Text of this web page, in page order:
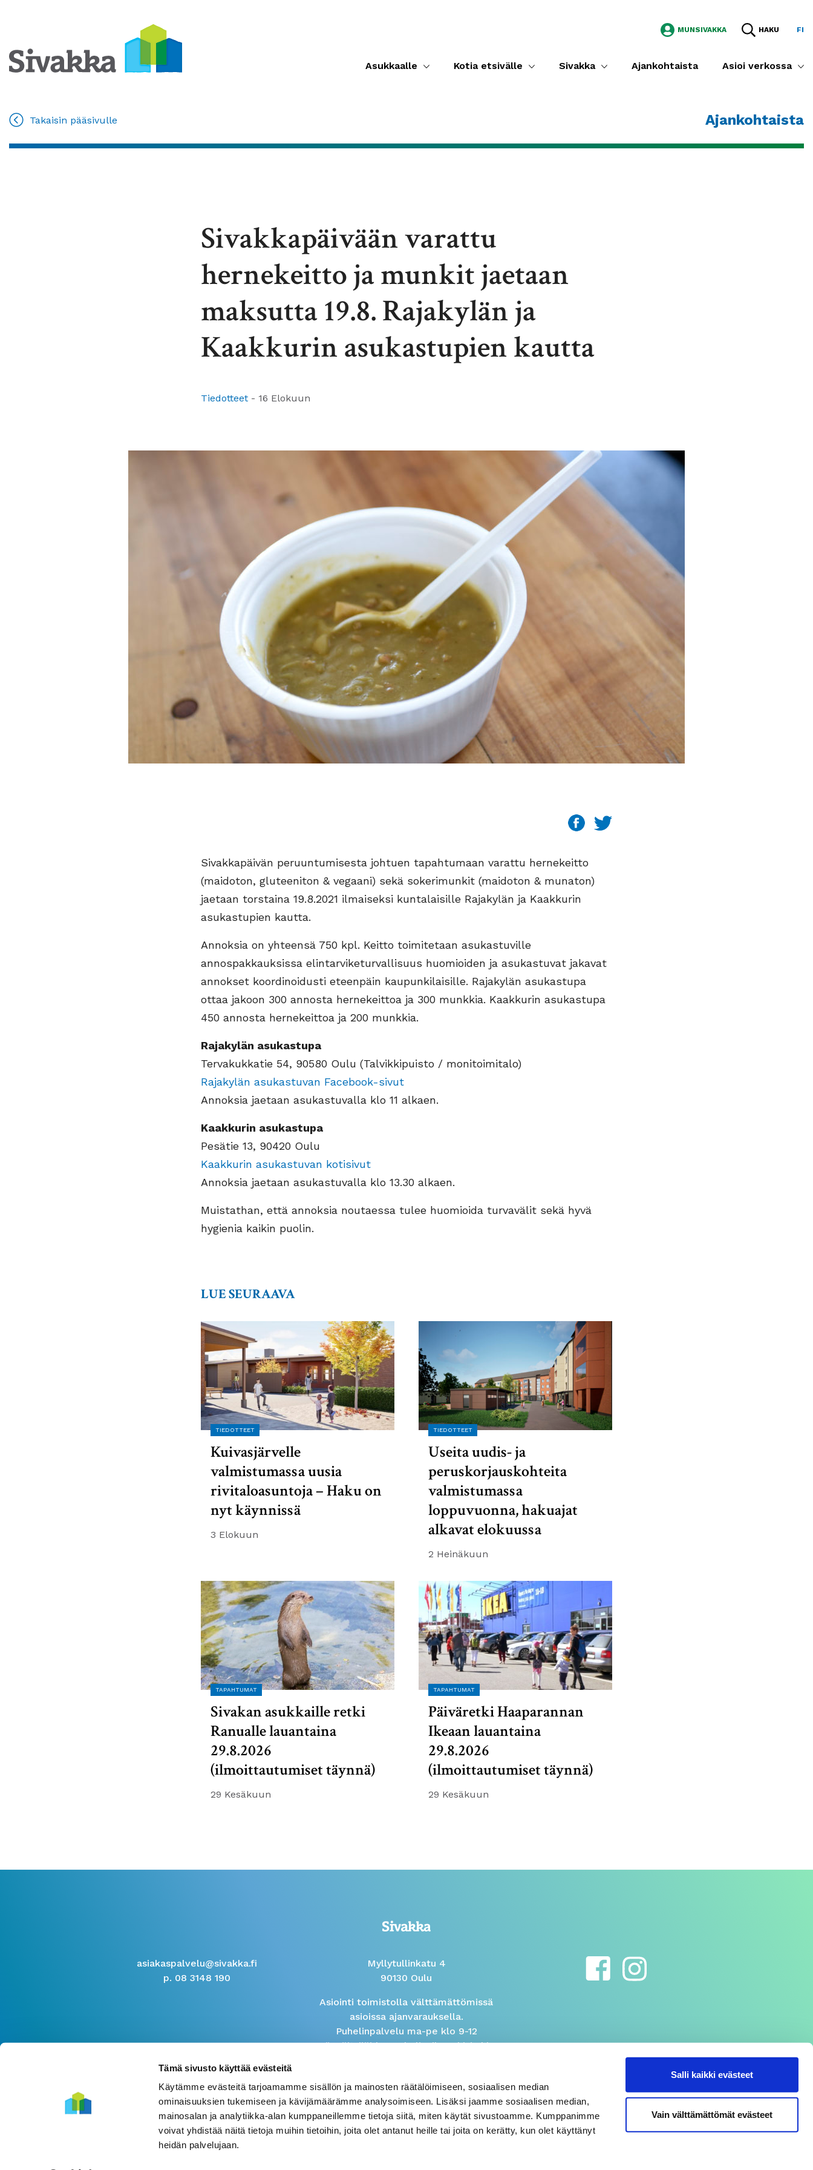
Tämä sivusto käyttää evästeitä
Käytämme evästeitä tarjoamamme sisällön ja mainosten räätälöimiseen, sosiaalisen median
ominaisuuksien tukemiseen ja kävijämäärämme analysoimiseen. Lisäksi jaamme sosiaalisen median,
mainosalan ja analytiikka-alan kumppaneillemme tietoja siitä, miten käytät sivustoamme. Kumppanimme
voivat yhdistää näitä tietoja muihin tietoihin, joita olet antanut heille tai joita on kerätty, kun olet käyttänyt
heidän palvelujaan.
Salli kaikki evästeet
Vain välttämättömät evästeet
MUNSIVAKKA HAKU FI
Asukkaalle Kotia etsivälle Sivakka Ajankohtaista Asioi verkossa
Takaisin pääsivulle Ajankohtaista
Sivakkapäivään varattu
hernekeitto ja munkit jaetaan
maksutta 19.8. Rajakylän ja
Kaakkurin asukastupien kautta
Tiedotteet - 16 Elokuun
Sivakkapäivän peruuntumisesta johtuen tapahtumaan varattu hernekeitto
(maidoton, gluteeniton & vegaani) sekä sokerimunkit (maidoton & munaton)
jaetaan torstaina 19.8.2021 ilmaiseksi kuntalaisille Rajakylän ja Kaakkurin
asukastupien kautta.
Annoksia on yhteensä 750 kpl. Keitto toimitetaan asukastuville
annospakkauksissa elintarviketurvallisuus huomioiden ja asukastuvat jakavat
annokset koordinoidusti eteenpäin kaupunkilaisille. Rajakylän asukastupa
ottaa jakoon 300 annosta hernekeittoa ja 300 munkkia. Kaakkurin asukastupa
450 annosta hernekeittoa ja 200 munkkia.
Rajakylän asukastupa
Tervakukkatie 54, 90580 Oulu (Talvikkipuisto / monitoimitalo)
Rajakylän asukastuvan Facebook-sivut
Annoksia jaetaan asukastuvalla klo 11 alkaen.
Kaakkurin asukastupa
Pesätie 13, 90420 Oulu
Kaakkurin asukastuvan kotisivut
Annoksia jaetaan asukastuvalla klo 13.30 alkaen.
Muistathan, että annoksia noutaessa tulee huomioida turvavälit sekä hyvä
hygienia kaikin puolin.
LUE SEURAAVA
TIEDOTTEET
Kuivasjärvelle
valmistumassa uusia
rivitaloasuntoja – Haku on
nyt käynnissä
3 Elokuun
TIEDOTTEET
Useita uudis- ja
peruskorjauskohteita
valmistumassa
loppuvuonna, hakuajat
alkavat elokuussa
2 Heinäkuun
TAPAHTUMAT
Sivakan asukkaille retki
Ranualle lauantaina
29.8.2026
(ilmoittautumiset täynnä)
29 Kesäkuun
TAPAHTUMAT
Päiväretki Haaparannan
Ikeaan lauantaina
29.8.2026
(ilmoittautumiset täynnä)
29 Kesäkuun
asiakaspalvelu@sivakka.fi
p. 08 3148 190
Myllytullinkatu 4
90130 Oulu
Asiointi toimistolla välttämättömissä
asioissa ajanvarauksella.
Puhelinpalvelu ma-pe klo 9-12
Isännöitsijöiden puhelinaika arkisin klo
Väärinkäytösilmoitus